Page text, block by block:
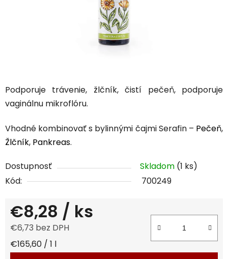
Podporuje trávenie, žlčník, čistí pečeň, podporuje
vaginálnu mikroflóru.
Vhodné kombinovať s bylinnými čajmi Serafin – Pečeň,
Žlčník, Pankreas.
Dostupnosť Skladom (1 ks)
Kód:
700249
€8,28 / ks
€6,73 bez DPH
Jednotková cena:
€165,60 / 1 l